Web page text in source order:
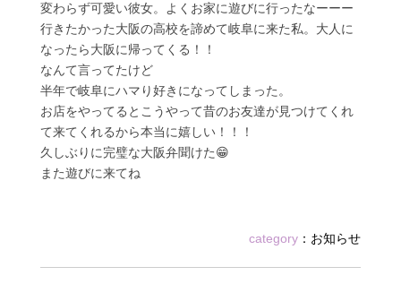
変わらず可愛い彼女。よくお家に遊びに行ったなーーー
行きたかった大阪の高校を諦めて岐阜に来た私。大人に
なったら大阪に帰ってくる！！
なんて言ってたけど
半年で岐阜にハマり好きになってしまった。
お店をやってるとこうやって昔のお友達が見つけてくれ
て来てくれるから本当に嬉しい！！！
久しぶりに完璧な大阪弁聞けた😁
また遊びに来てね
category ： お知らせ